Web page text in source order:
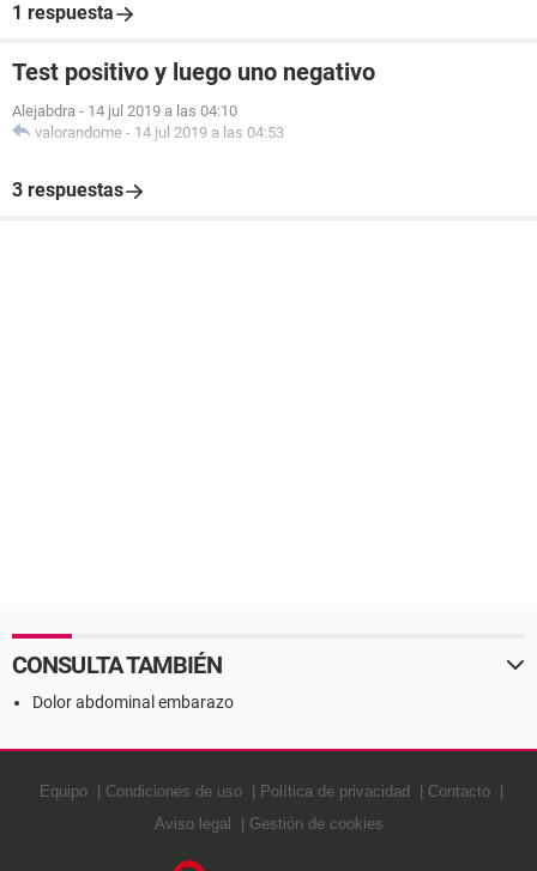
1 respuesta
Test positivo y luego uno negativo
Alejabdra - 14 jul 2019 a las 04:10
valorandome - 14 jul 2019 a las 04:53
3 respuestas
CONSULTA TAMBIÉN
Dolor abdominal embarazo
Equipo Condiciones de uso Política de privacidad
Contacto
Aviso legal
Gestión de cookies